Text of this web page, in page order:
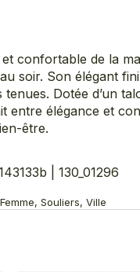
confortable de la
soir. Son élégant
Dotée d’un
entre élégance et
être.
| 130_01296
Souliers, Ville